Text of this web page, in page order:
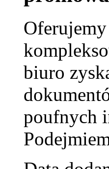
Oferujemy
biuro
poufnych